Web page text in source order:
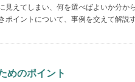
見えてしまい、何を選べばよいか分から
ポイントについて、事例を交えて解説
めのポイント